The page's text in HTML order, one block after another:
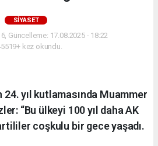
SIYASET
Güncelleme: 17.08.2025 - 18:22
kez okundu.
24. yıl kutlamasında Muammer
“Bu ülkeyi 100 yıl daha AK
coşkulu bir gece yaşadı.